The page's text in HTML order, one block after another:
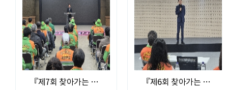
『제7회 찾아가는 재난안전 훈련교육』 (전북특별자치도 정읍시) 『제6회 찾아가는 재난안전 훈련교육』 (강원특별자치도 평창군)